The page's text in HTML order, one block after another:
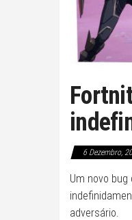
6 Dezembro,
Um novo
adversário.